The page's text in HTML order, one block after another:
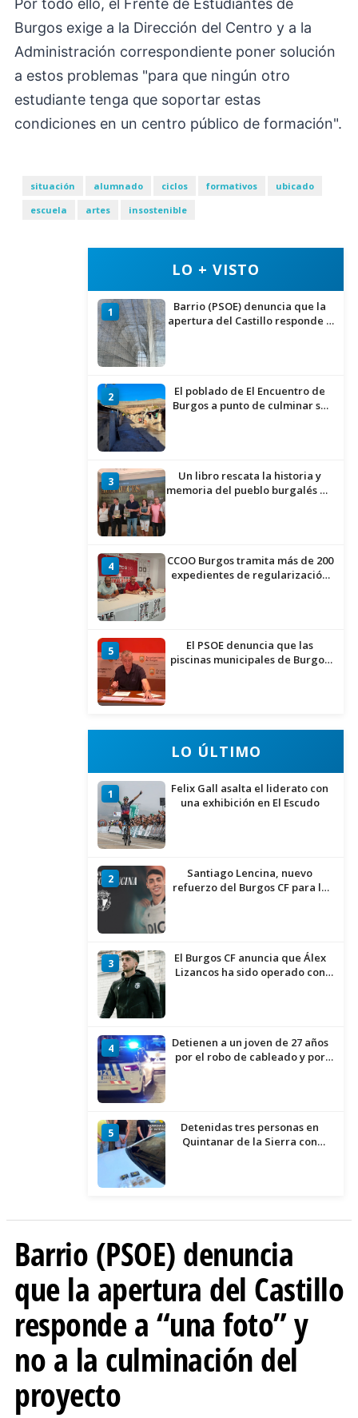
Por todo ello, el Frente de Estudiantes de
Burgos exige a la Dirección del Centro y a la
Administración correspondiente poner solución
a estos problemas "para que ningún otro
estudiante tenga que soportar estas
condiciones en un centro público de formación".
situación alumnado ciclos formativos
ubicado
escuela
artes insostenible
LO + VISTO
1
Barrio (PSOE) denuncia que la
apertura del Castillo responde a
2
El poblado de El Encuentro de
Burgos a punto de culminar su
3
Un libro rescata la historia y
memoria del pueblo burgalés de
4
CCOO Burgos tramita más de 200
expedientes de regularización
5
El PSOE denuncia que las
piscinas municipales de Burgos
LO ÚLTIMO
1
Felix Gall asalta el liderato con
una exhibición en El Escudo
2
Santiago Lencina, nuevo
refuerzo del Burgos CF para la
3
El Burgos CF anuncia que Álex
Lizancos ha sido operado con
4
Detienen a un joven de 27 años
por el robo de cableado y por
5
Detenidas tres personas en
Quintanar de la Sierra con
Barrio (PSOE) denuncia
que la apertura del Castillo
responde a “una foto” y
no a la culminación del
proyecto